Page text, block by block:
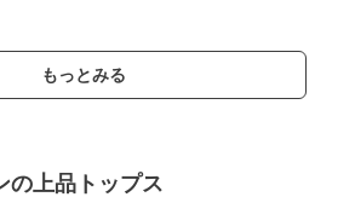
もっとみる
の上品トップス